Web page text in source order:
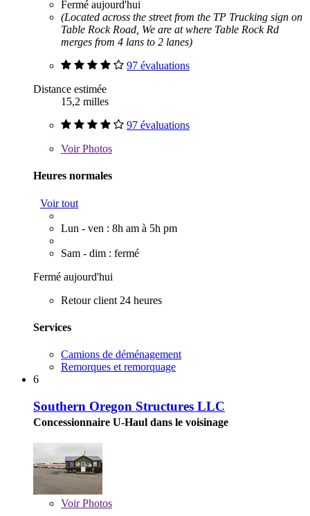
Fermé aujourd'hui
(Located across the street from the TP Trucking sign on
Table Rock Road, We are at where Table Rock Rd
merges from 4 lans to 2 lanes)
97 évaluations
Distance estimée
15,2 milles
97 évaluations
VoirPhotos
Heures normales
Voir tout
Lun - ven : 8h am à 5h pm
Sam - dim : fermé
Fermé aujourd'hui
Retour client 24 heures
Services
Camions de déménagement
Remorques et remorquage
6
Southern Oregon Structures LLC
Concessionnaire U-Haul dans le voisinage
VoirPhotos